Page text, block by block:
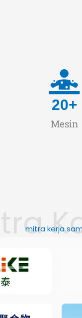
Mesin
20+
mitra kerja